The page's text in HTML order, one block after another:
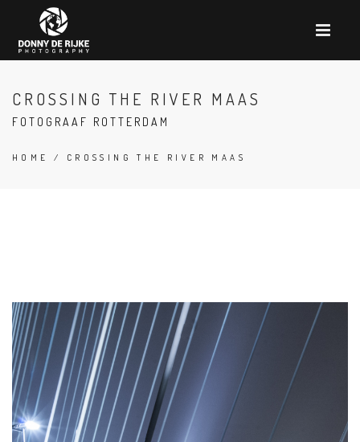
CROSSING THE RIVER MAAS
FOTOGRAAF ROTTERDAM
HOME / CROSSING THE RIVER MAAS